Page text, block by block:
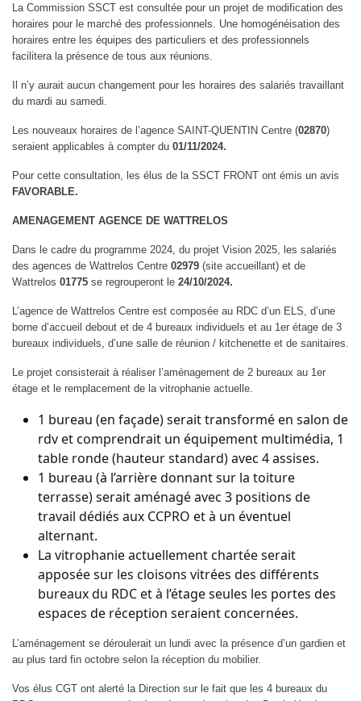
La Commission SSCT est consultée pour un projet de modification des
horaires pour le marché des professionnels. Une homogénéisation des
horaires entre les équipes des particuliers et des professionnels
facilitera la présence de tous aux réunions.
Il n’y aurait aucun changement pour les horaires des salariés travaillant
du mardi au samedi.
Les nouveaux horaires de l’agence SAINT-QUENTIN Centre (02870)
seraient applicables à compter du 01/11/2024.
Pour cette consultation, les élus de la SSCT FRONT ont émis un avis
FAVORABLE.
AMENAGEMENT AGENCE DE WATTRELOS
Dans le cadre du programme 2024, du projet Vision 2025, les salariés
des agences de Wattrelos Centre 02979 (site accueillant) et de
Wattrelos 01775 se regrouperont le 24/10/2024.
L’agence de Wattrelos Centre est composée au RDC d’un ELS, d’une
borne d’accueil debout et de 4 bureaux individuels et au 1er étage de 3
bureaux individuels, d’une salle de réunion / kitchenette et de sanitaires.
Le projet consisterait à réaliser l’aménagement de 2 bureaux au 1er
étage et le remplacement de la vitrophanie actuelle.
1 bureau (en façade) serait transformé en salon de
rdv et comprendrait un équipement multimédia, 1
table ronde (hauteur standard) avec 4 assises.
1 bureau (à l’arrière donnant sur la toiture
terrasse) serait aménagé avec 3 positions de
travail dédiés aux CCPRO et à un éventuel
alternant.
La vitrophanie actuellement chartée serait
apposée sur les cloisons vitrées des différents
bureaux du RDC et à l’étage seules les portes des
espaces de réception seraient concernées.
L’aménagement se déroulerait un lundi avec la présence d’un gardien et
au plus tard fin octobre selon la réception du mobilier.
Vos élus CGT ont alerté la Direction sur le fait que les 4 bureaux du